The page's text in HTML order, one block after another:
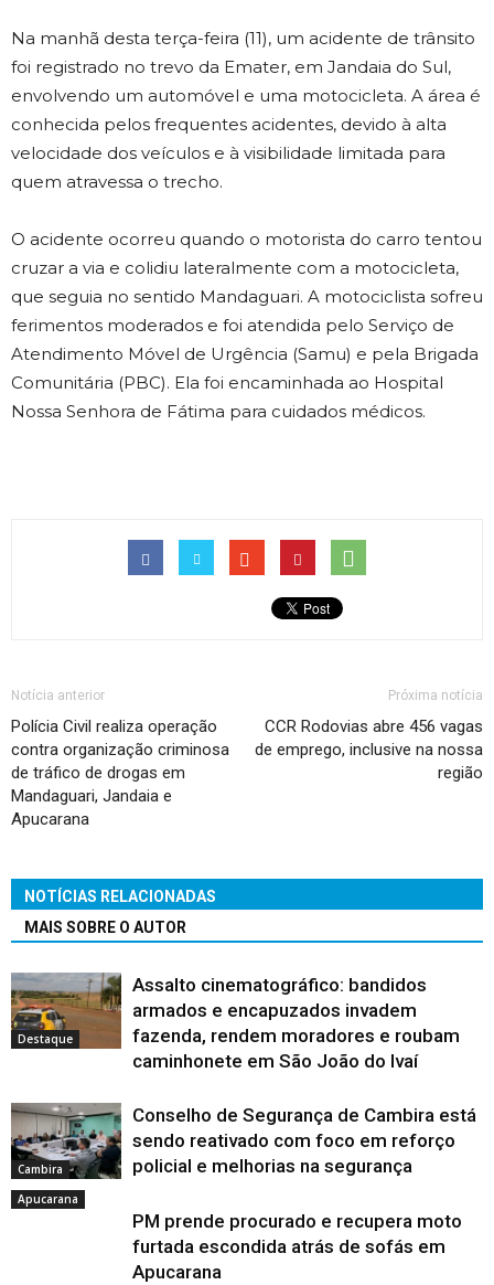
Na manhã desta terça-feira (11), um acidente de trânsito
foi registrado no trevo da Emater, em Jandaia do Sul,
envolvendo um automóvel e uma motocicleta. A área é
conhecida pelos frequentes acidentes, devido à alta
velocidade dos veículos e à visibilidade limitada para
quem atravessa o trecho.
O acidente ocorreu quando o motorista do carro tentou
cruzar a via e colidiu lateralmente com a motocicleta,
que seguia no sentido Mandaguari. A motociclista sofreu
ferimentos moderados e foi atendida pelo Serviço de
Atendimento Móvel de Urgência (Samu) e pela Brigada
Comunitária (PBC). Ela foi encaminhada ao Hospital
Nossa Senhora de Fátima para cuidados médicos.
Notícia anterior
Polícia Civil realiza operação
contra organização criminosa
de tráfico de drogas em
Mandaguari, Jandaia e
Apucarana
Próxima notícia
CCR Rodovias abre 456 vagas
de emprego, inclusive na nossa
região
NOTÍCIAS RELACIONADAS
MAIS SOBRE O AUTOR
Destaque
Assalto cinematográfico: bandidos
armados e encapuzados invadem
fazenda, rendem moradores e roubam
caminhonete em São João do Ivaí
Cambira
Conselho de Segurança de Cambira está
sendo reativado com foco em reforço
policial e melhorias na segurança
Apucarana
PM prende procurado e recupera moto
furtada escondida atrás de sofás em
Apucarana